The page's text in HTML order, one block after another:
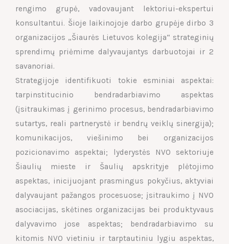
rengimo grupė, vadovaujant lektoriui-ekspertui
konsultantui. Šioje laikinojoje darbo grupėje dirbo 3
organizacijos „Šiaurės Lietuvos kolegija“ strateginių
sprendimų priėmime dalyvaujantys darbuotojai ir 2
savanoriai.
Strategijoje identifikuoti tokie esminiai aspektai:
tarpinstitucinio bendradarbiavimo aspektas
(įsitraukimas į gerinimo procesus, bendradarbiavimo
sutartys, reali partnerystė ir bendrų veiklų sinergija);
komunikacijos, viešinimo bei organizacijos
pozicionavimo aspektai; lyderystės NVO sektoriuje
Šiaulių mieste ir Šaulių apskrityje plėtojimo
aspektas, inicijuojant prasmingus pokyčius, aktyviai
dalyvaujant pažangos procesuose; įsitraukimo į NVO
asociacijas, skėtines organizacijas bei produktyvaus
dalyvavimo jose aspektas; bendradarbiavimo su
kitomis NVO vietiniu ir tarptautiniu lygiu aspektas,